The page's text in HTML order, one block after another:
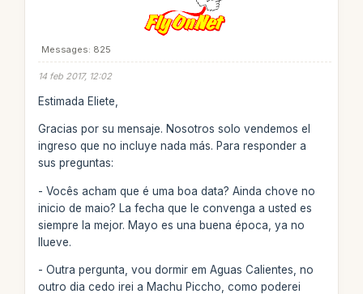
Messages: 825
14 feb 2017, 12:02
Estimada Eliete,
Gracias por su mensaje. Nosotros solo vendemos el
ingreso que no incluye nada más. Para responder a
sus preguntas:
- Vocês acham que é uma boa data? Ainda chove no
inicio de maio? La fecha que le convenga a usted es
siempre la mejor. Mayo es una buena época, ya no
llueve.
- Outra pergunta, vou dormir em Aguas Calientes, no
outro dia cedo irei a Machu Piccho, como poderei